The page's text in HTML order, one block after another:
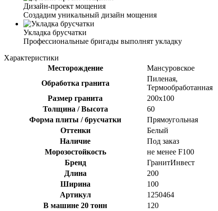
Дизайн-проект мощения
Создадим уникальный дизайн мощения
Укладка брусчатки
Профессиональные бригады выполнят укладку
Характеристики
Месторождение
Мансуровское
Обработка гранита
Пиленая,
Термообработанная
Размер гранита
200х100
Толщина / Высота
60
Форма плиты / брусчатки
Прямоугольная
Оттенки
Белый
Наличие
Под заказ
Морозостойкость
не менее F100
Бренд
ГранитИнвест
Длина
200
Ширина
100
Артикул
1250464
В машине 20 тонн
120